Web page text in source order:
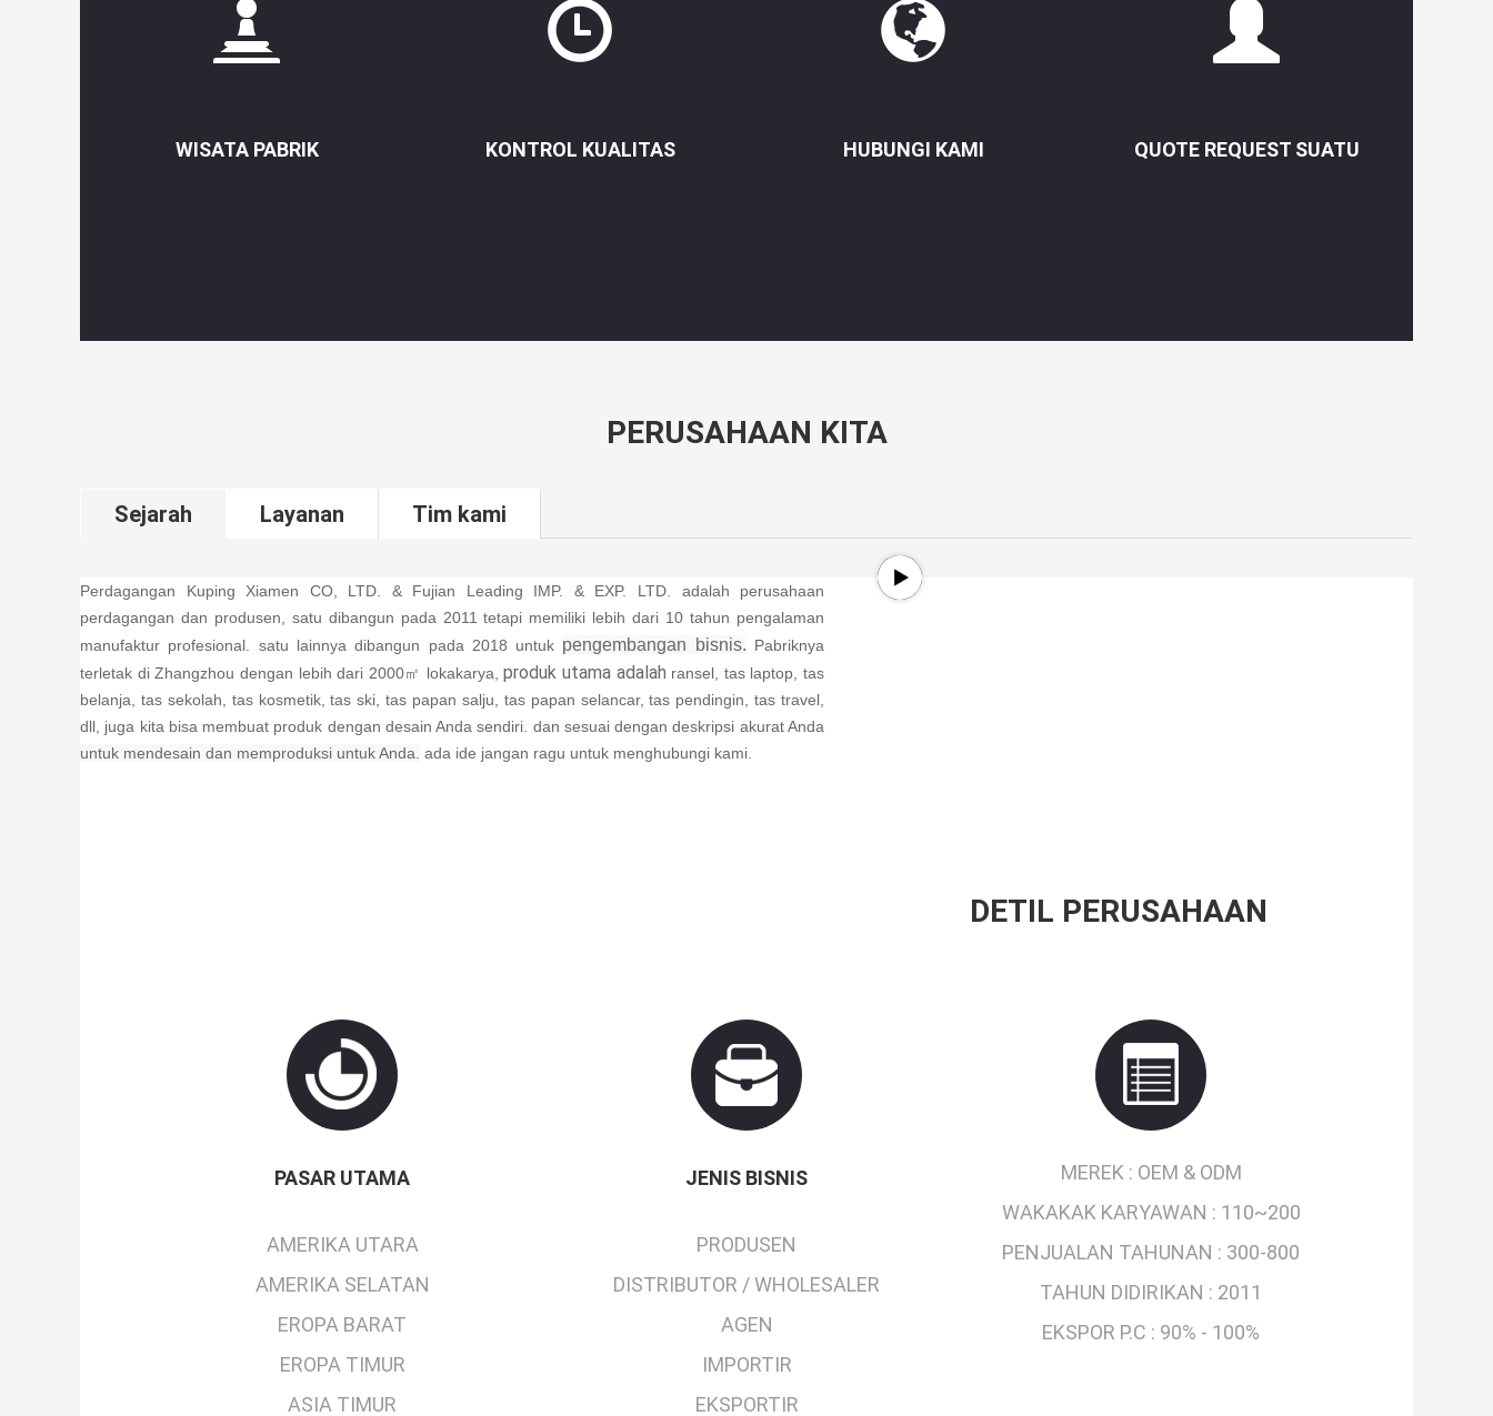
WISATA PABRIK KONTROL KUALITAS HUBUNGI KAMI QUOTE REQUEST SUATU
PERUSAHAAN KITA
Sejarah Layanan Tim kami
Perdagangan Kuping Xiamen CO, LTD. & Fujian Leading IMP. & EXP. LTD.
adalah perusahaan
perdagangan dan produsen, satu dibangun pada 2011 tetapi memiliki lebih dari 10 tahun pengalaman
manufaktur profesional. satu lainnya dibangun pada 2018 untuk pengembangan bisnis. Pabriknya
terletak di Zhangzhou dengan lebih dari 2000㎡ lokakarya, produk utama adalah ransel, tas laptop, tas
belanja, tas sekolah, tas kosmetik, tas ski, tas papan salju, tas papan selancar, tas pendingin, tas travel,
dll, juga kita bisa membuat produk dengan desain Anda sendiri. dan sesuai dengan deskripsi akurat Anda
untuk mendesain dan memproduksi untuk Anda. ada ide jangan ragu untuk menghubungi kami.
DETIL PERUSAHAAN
PASAR UTAMA
AMERIKA UTARA
AMERIKA SELATAN
EROPA BARAT
EROPA TIMUR
ASIA TIMUR
JENIS BISNIS
PRODUSEN
DISTRIBUTOR / WHOLESALER
AGEN
IMPORTIR
EKSPORTIR
MEREK : OEM & ODM
WAKAKAK KARYAWAN : 110~200
PENJUALAN TAHUNAN : 300-800
TAHUN DIDIRIKAN : 2011
EKSPOR P.C : 90% - 100%